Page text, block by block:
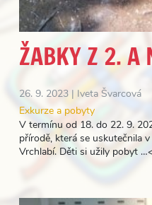
ŽABKY Z 2. A
26. 9. 2023 | Iveta Švarcová
Exkurze a pobyty
V termínu od 18. do 22. 9.
přírodě, která se uskutečnila
Vrchlabí. Děti si užily pobyt